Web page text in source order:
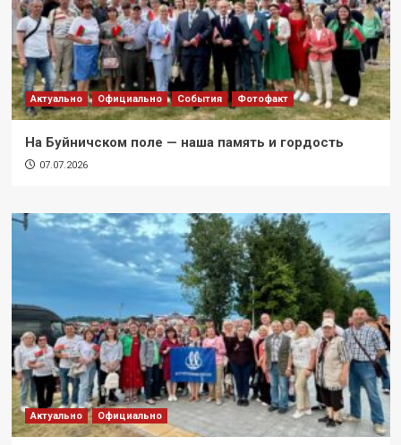
Актуально Официально События Фотофакт
На Буйничском поле — наша память и гордость
07.07.2026
Актуально Официально